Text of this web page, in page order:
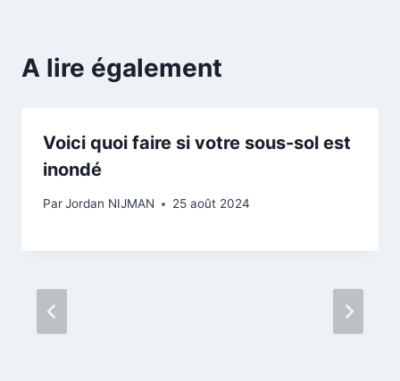
A lire également
Voici quoi faire si votre sous-sol est
inondé
ParJordan NIJMAN 25 août 2024